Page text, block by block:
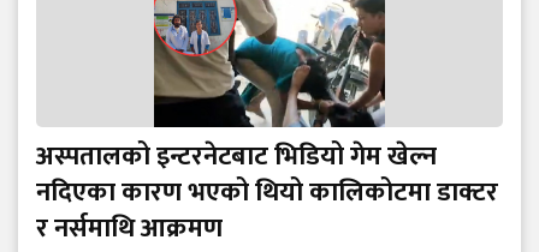
अस्पतालको इन्टरनेटबाट भिडियो गेम खेल्न
नदिएका कारण भएको थियो कालिकोटमा डाक्टर
र नर्समाथि आक्रमण